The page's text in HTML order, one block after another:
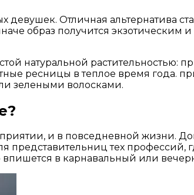
Отличная альтернатива
образ получится экзотическим
натуральной растительностью:
ресницы в теплое время года.
зелеными волосками.
и в повседневной жизни.
тех профессий,
в карнавальный или